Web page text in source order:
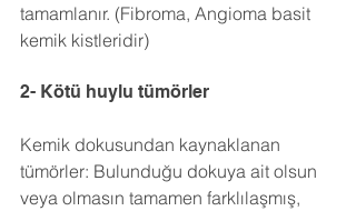
tamamlanır. (Fibroma, Angioma basit
kemik kistleridir)
2- Kötü huylu tümörler
Kemik dokusundan kaynaklanan
tümörler: Bulunduğu dokuya ait olsun
veya olmasın tamamen farklılaşmış,